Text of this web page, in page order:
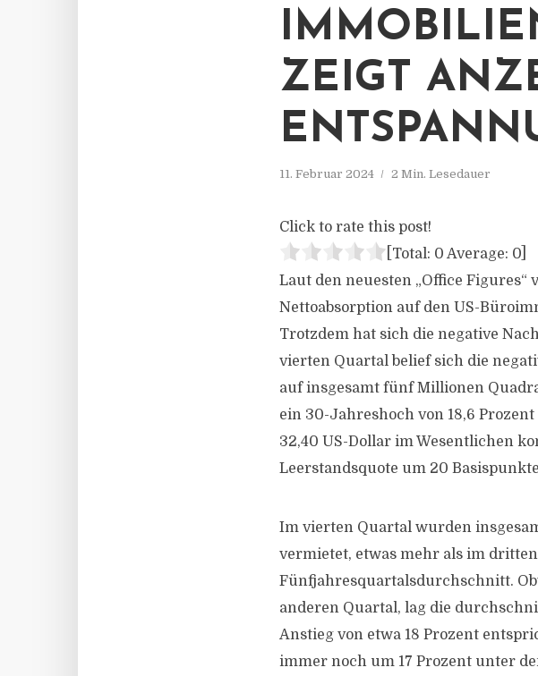
ZEIGT
11. Februar 2024 2 Min. Lesedauer
Click to rate this post!
[Total: 0 Average: 0
Laut den neuesten „Office Figures“
Nettoabsorption auf den US-
Trotzdem hat sich die negative
vierten Quartal belief sich die
auf insgesamt fünf Millionen
ein 30-Jahreshoch von 18,6
32,40 US-Dollar im Wesentlichen
Leerstandsquote um 20
Im vierten Quartal wurden
vermietet, etwas mehr als im
Fünfjahresquartalsdurchschnitt.
anderen Quartal, lag die
Anstieg von etwa 18 Prozent
immer noch um 17 Prozent unter